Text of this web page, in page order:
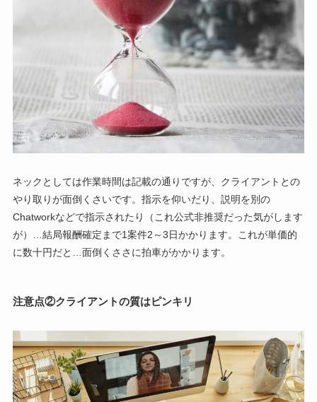
ネックとしては作業時間は記載の通りですが、クライアントとの
やり取りが面倒くさいです。指示を仰いだり、説明を別の
Chatworkなどで指示されたり（これ公式非推奨だった気がします
が）…結局報酬確定まで1案件2～3日かかります。これが単価的
に数十円だと…面倒くささに拍車がかかります。
注意点②クライアントの質はピンキリ